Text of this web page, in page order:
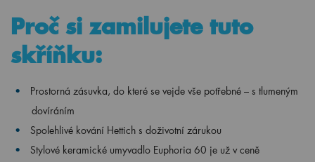
Proč si zamilujete tuto
skříňku:
Prostorná zásuvka, do které se vejde vše potřebné – s tlumeným
dovíráním
Spolehlivé kování Hettich s doživotní zárukou
Stylové keramické umyvadlo Euphoria 60 je už v ceně